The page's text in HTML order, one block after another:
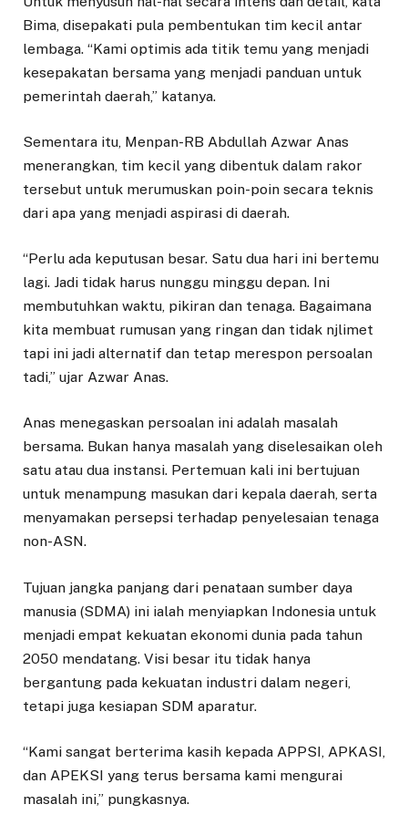
Bima, disepakati pula pembentukan tim kecil antar
lembaga. “Kami optimis ada titik temu yang menjadi
kesepakatan bersama yang menjadi panduan untuk
pemerintah daerah,” katanya.
Sementara itu, Menpan-RB Abdullah Azwar Anas
menerangkan, tim kecil yang dibentuk dalam rakor
tersebut untuk merumuskan poin-poin secara teknis
dari apa yang menjadi aspirasi di daerah.
“Perlu ada keputusan besar. Satu dua hari ini bertemu
lagi. Jadi tidak harus nunggu minggu depan. Ini
membutuhkan waktu, pikiran dan tenaga. Bagaimana
kita membuat rumusan yang ringan dan tidak njlimet
tapi ini jadi alternatif dan tetap merespon persoalan
tadi,” ujar Azwar Anas.
Anas menegaskan persoalan ini adalah masalah
bersama. Bukan hanya masalah yang diselesaikan oleh
satu atau dua instansi. Pertemuan kali ini bertujuan
untuk menampung masukan dari kepala daerah, serta
menyamakan persepsi terhadap penyelesaian tenaga
non-ASN.
Tujuan jangka panjang dari penataan sumber daya
manusia (SDMA) ini ialah menyiapkan Indonesia untuk
menjadi empat kekuatan ekonomi dunia pada tahun
2050 mendatang. Visi besar itu tidak hanya
bergantung pada kekuatan industri dalam negeri,
tetapi juga kesiapan SDM aparatur.
“Kami sangat berterima kasih kepada APPSI, APKASI,
dan APEKSI yang terus bersama kami mengurai
masalah ini,” pungkasnya.